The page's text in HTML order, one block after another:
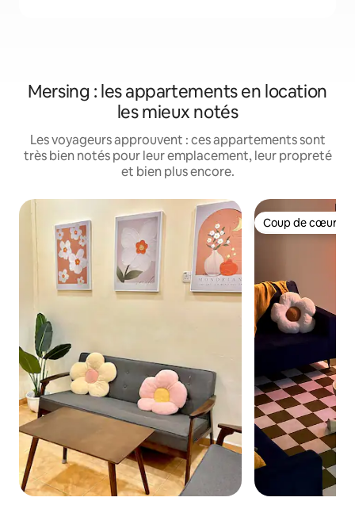
Mersing : les appartements en location
les mieux notés
Les voyageurs approuvent : ces appartements sont
très bien notés pour leur emplacement, leur propreté
et bien plus encore.
Coup de cœur
Coup de cœur